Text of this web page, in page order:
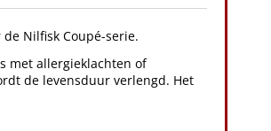
Nilfisk Coupé-serie.
met allergieklachten of
de levensduur verlengd. Het